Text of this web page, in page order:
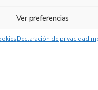
Ver preferencias
Declaración de privacidad
Process. Web por